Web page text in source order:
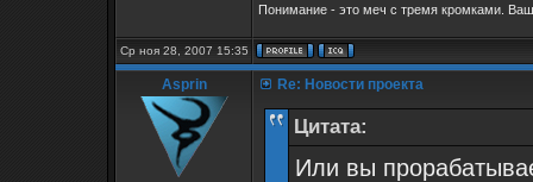
Понимание - это меч с тремя кромками.
Ср ноя 28, 2007 15:35
Asprin Re: Новости проекта
Цитата:
Или вы